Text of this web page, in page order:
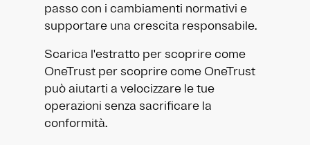
passo con i cambiamenti normativi e
supportare una crescita responsabile.
Scarica l'estratto per scoprire come
OneTrust per scoprire come OneTrust
può aiutarti a velocizzare le tue
operazioni senza sacrificare la
conformità.